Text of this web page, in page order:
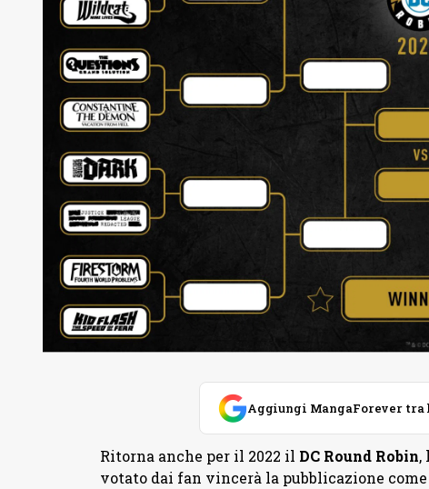
Aggiungi MangaForever tra
Ritorna anche per il 2022 il DC Round Robin,
votato dai fan vincerà la pubblicazione